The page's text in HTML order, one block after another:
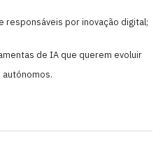
responsáveis por inovação digital;
de IA que querem evoluir